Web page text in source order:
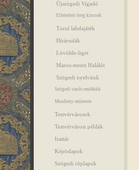
Újszögedi Vigadó
Elfeledett öreg kincsek
Turul labdajáték
Hírárudák
Lövölde-liget
Maros-menti Halálút
Szögedi nyelvünk
Szögedi vasút-emlékök
Mozdony-múzeum
Testvérvárosok
Testvérvárosi példák
Irattár
Képöslapok
Szögedi röplapok